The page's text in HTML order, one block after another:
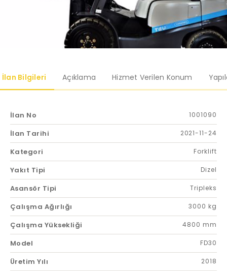
İlan Bilgileri Açıklama Hizmet Verilen Konum
İlan No 1001090
İlan Tarihi 2021-11-24
Kategori Forklift
Yakıt Tipi Dizel
Asansör Tipi Tripleks
Çalışma Ağırlığı 3000 kg
Çalışma Yüksekliği 4800 mm
Model FD30
Üretim Yılı 2018